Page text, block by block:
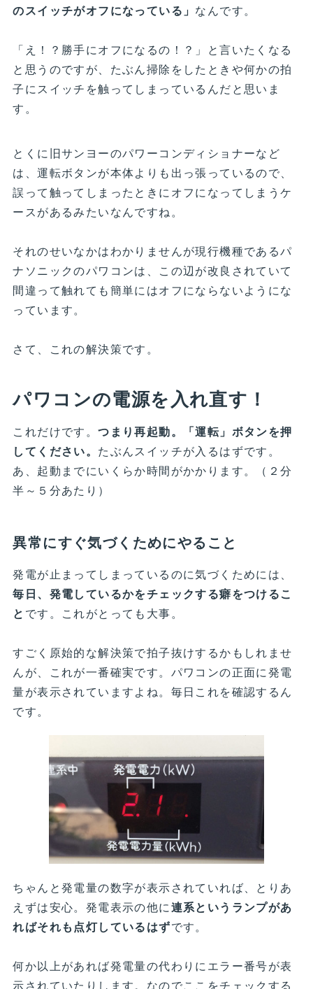
のスイッチがオフになっている」 なんです。
「え！？勝手にオフになるの！？」と言いたくなる
と思うのですが、たぶん掃除をしたときや何かの拍
子にスイッチを触ってしまっているんだと思いま
す。
とくに旧サンヨーのパワーコンディショナーなど
は、運転ボタンが本体よりも出っ張っているので、
誤って触ってしまったときにオフになってしまうケ
ースがあるみたいなんですね。
それのせいなかはわかりませんが現行機種であるパ
ナソニックのパワコンは、この辺が改良されていて
間違って触れても簡単にはオフにならないようにな
っています。
さて、これの解決策です。
パワコンの電源を入れ直す！
これだけです。つまり再起動。「運転」ボタンを押
してください。 たぶんスイッチが入るはずです。
あ、起動までにいくらか時間がかかります。（２分
半～５分あたり）
異常にすぐ気づくためにやること
発電が止まってしまっているのに気づくためには、
毎日、発電しているかをチェックする癖をつけるこ
と です。これがとっても大事。
すごく原始的な解決策で拍子抜けするかもしれませ
んが、これが一番確実です。パワコンの正面に発電
量が表示されていますよね。毎日これを確認するん
です。
ちゃんと発電量の数字が表示されていれば、とりあ
えずは安心。発電表示の他に連系というランプがあ
ればそれも点灯しているはずです。
何か以上があれば発電量の代わりにエラー番号が表
示されていたりします。なのでここをチェックする